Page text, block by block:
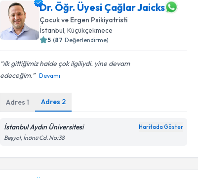
Dr. Öğr. Üyesi Çağlar Jaicks
Çocuk ve Ergen Psikiyatristi
İstanbul, Küçükçekmece
5 (87 Değerlendirme)
ılk gittiğimiz halde çok ilgiliydi. yine devam
edeceğim.
Devamı
Adres1 Adres 2
İstanbul Aydın Üniversitesi Haritada Göster
Beşyol, İnönü Cd. No:38